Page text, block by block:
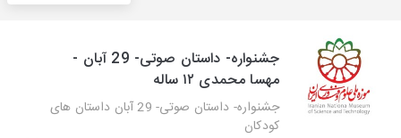
جشنواره- داستان صوتی- 29 آبان -
مهسا محمدی ۱۲ ساله
جشنواره- داستان صوتی- 29 آبان داستان های
کودکان